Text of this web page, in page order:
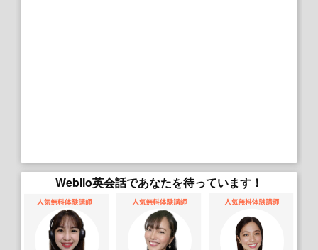
Weblio英会話であなたを待っています！